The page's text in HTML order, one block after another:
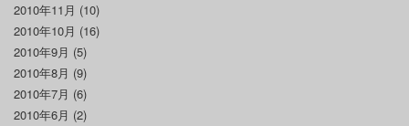
2010年11月 (10)
2010年10月 (16)
2010年9月 (5)
2010年8月 (9)
2010年7月 (6)
2010年6月 (2)